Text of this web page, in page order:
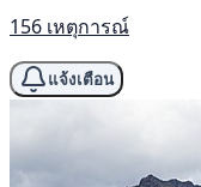
156 เหตุการณ์
แจ้งเตือน